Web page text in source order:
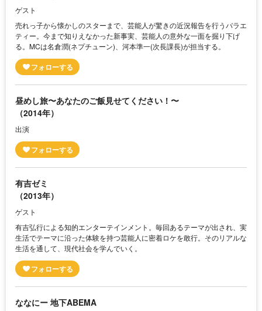
ゲスト
売れっ子から懐かしのスターまで、芸能人が驚きの近況報告を行うバラエ
ティー。今まで知りえなかった新事実、芸能人の意外な一面を掘り下げ
る。MCは名倉潤(ネプチューン)、河本準一(次長課長)が担当する。
昼めし旅〜あなたのご飯見せてください！〜
（2014年）
出演
有吉ゼミ
（2013年）
ゲスト
有吉弘行による知的エンターテインメント。毎回あるテーマが出され、実
生活でテーマに沿った体験を持つ芸能人に密着ロケを敢行。そのリアルな
生活を通して、現代社会を学んでいく。
ななにー 地下ABEMA